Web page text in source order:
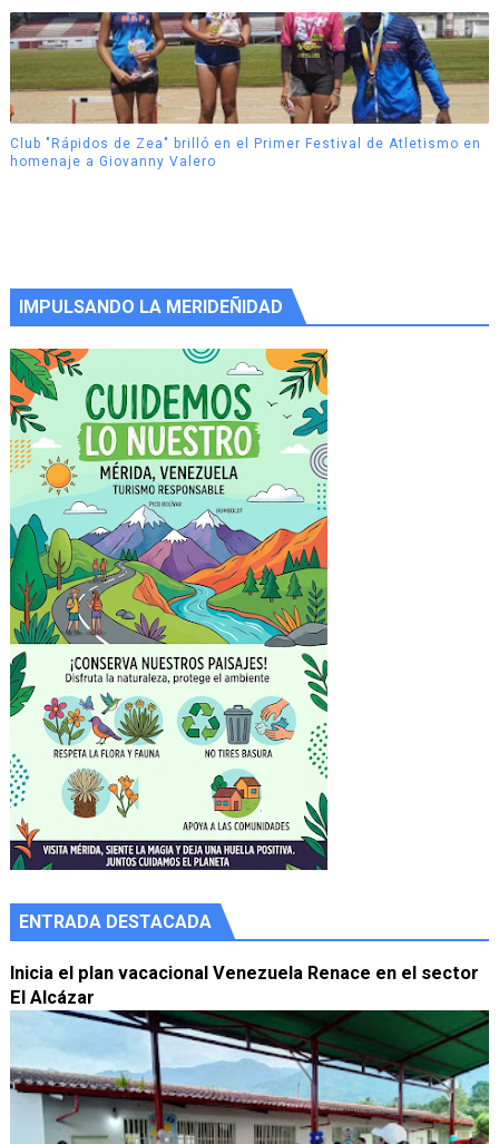
Club "Rápidos de Zea" brilló en el Primer Festival de Atletismo en
homenaje a Giovanny Valero
IMPULSANDO LA MERIDEÑIDAD
ENTRADA DESTACADA
Inicia el plan vacacional Venezuela Renace en el sector
El Alcázar